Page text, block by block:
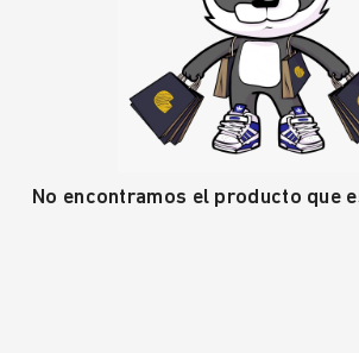
No encontramos el producto que